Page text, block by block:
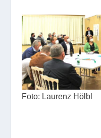
Foto: Laurenz Hölbl